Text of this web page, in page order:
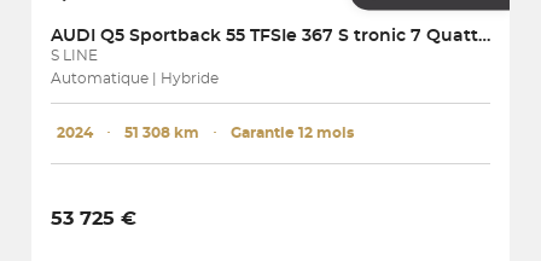
AUDI Q5 Sportback 55 TFSIe 367 S tronic 7 Quattro
S LINE
Automatique | Hybride
2024 ･ 51 308 km ･ Garantie 12 mois
53 725 €